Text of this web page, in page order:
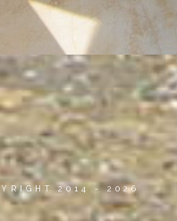
2014 - 2026